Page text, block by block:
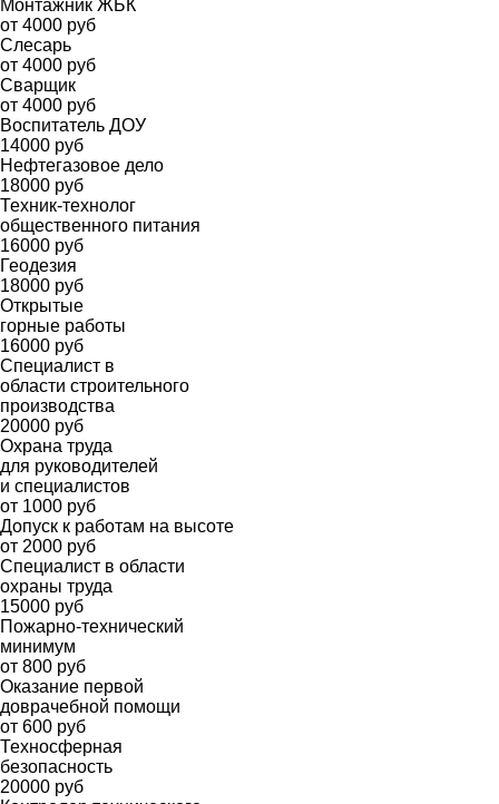
Монтажник ЖБК
от 4000 руб
Слесарь
от 4000 руб
Сварщик
от 4000 руб
Воспитатель ДОУ
14000 руб
Нефтегазовое дело
18000 руб
Техник-технолог
общественного питания
16000 руб
Геодезия
18000 руб
Открытые
горные работы
16000 руб
Специалист в
области строительного
производства
20000 руб
Охрана труда
для руководителей
и специалистов
от 1000 руб
Допуск к работам на высоте
от 2000 руб
Специалист в области
охраны труда
15000 руб
Пожарно-технический
минимум
от 800 руб
Оказание первой
доврачебной помощи
от 600 руб
Техносферная
безопасность
20000 руб